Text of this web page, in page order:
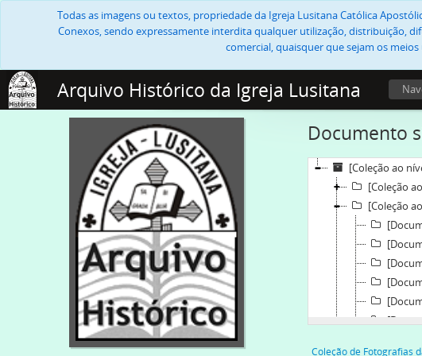
Todas as imagens ou textos, propriedade da Igreja Lusitana Católica
Conexos, sendo expressamente interdita qualquer utilização, distribuição,
comercial, quaisquer que sejam os
Arquivo Histórico da Igreja Lusitana
Documento
[Coleção ao
[Coleção
[Coleção
Coleção de Fotografias